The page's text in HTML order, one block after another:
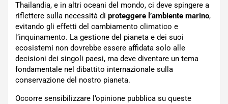
Thailandia, e in altri oceani del mondo, ci deve spingere a
riflettere sulla necessità di proteggere l’ambiente marino,
evitando gli effetti del cambiamento climatico e
l’inquinamento. La gestione del pianeta e dei suoi
ecosistemi non dovrebbe essere affidata solo alle
decisioni dei singoli paesi, ma deve diventare un tema
fondamentale nel dibattito internazionale sulla
conservazione del nostro pianeta.
Occorre sensibilizzare l’opinione pubblica su queste